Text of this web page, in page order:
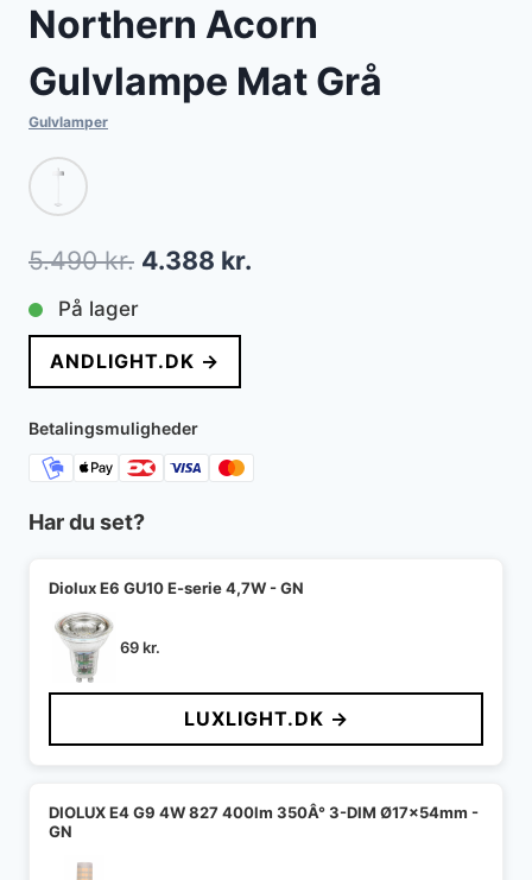
Northern Acorn
Gulvlampe Mat Grå
Gulvlamper
5.490kr. Den
pris
var:
5.490 kr..
4.388 kr.
På lager
ANDLIGHT.DK →
Betalingsmuligheder
Har du set?
Diolux E6 GU10 E-serie 4,7W - GN
69kr.
LUXLIGHT.DK →
DIOLUX E4 G9 4W 827 400lm 350Â° 3-DIM Ø17x54mm -
GN